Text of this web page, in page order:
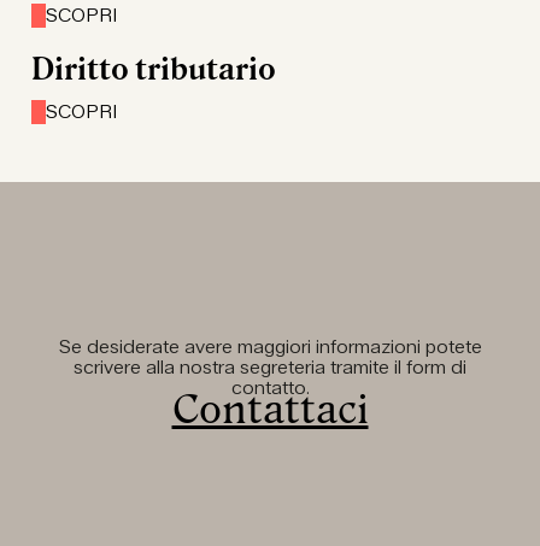
SCOPRI
Diritto tributario
SCOPRI
Se desiderate avere maggiori informazioni potete
scrivere alla nostra segreteria tramite il form di
contatto.
Contattaci